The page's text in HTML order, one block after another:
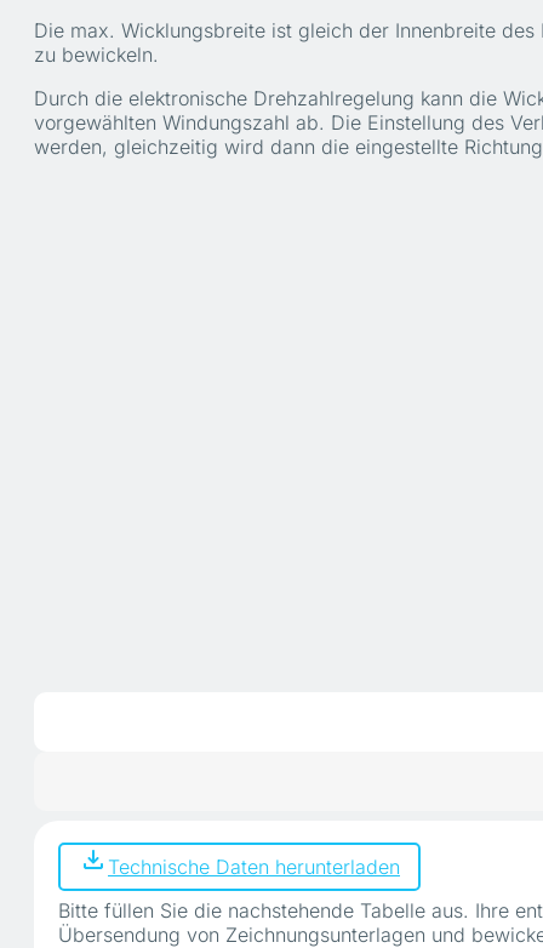
Die max. Wicklungsbreite ist gleich der Innenbreite
zu bewickeln.
Durch die elektronische Drehzahlregelung kann die
vorgewählten Windungszahl ab. Die Einstellung des
werden, gleichzeitig wird dann die eingestellte
Technische Daten herunterladen
Bitte füllen Sie die nachstehende Tabelle aus. Ihre
Übersendung von Zeichnungsunterlagen und